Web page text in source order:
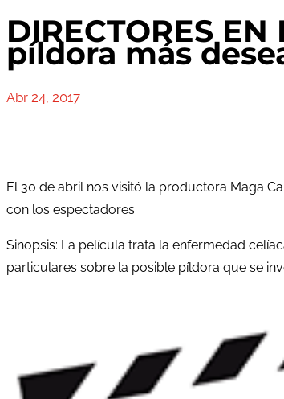
DIRECTORES
píldora más
Abr 24, 2017
El 30 de abril nos visitó la productora Maga
con los espectadores.
Sinopsis: La película trata la enfermedad
particulares sobre la posible píldora que se